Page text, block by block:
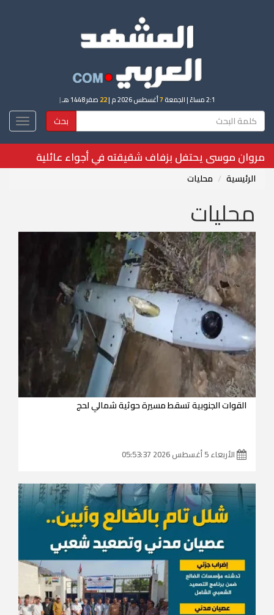
2:1 مساءً | الجمعة7أغسطس 2026 م | 22 صفر 1448 هـ |
بحث
3 شروط تحسم مدرب الجزائر الجديد
الرئيسية محليات
محليات
القوات الجنوبية تسقط مسيرة حوثية شمالي لحج
الأربعاء 5 أغسطس 2026 05:53:37